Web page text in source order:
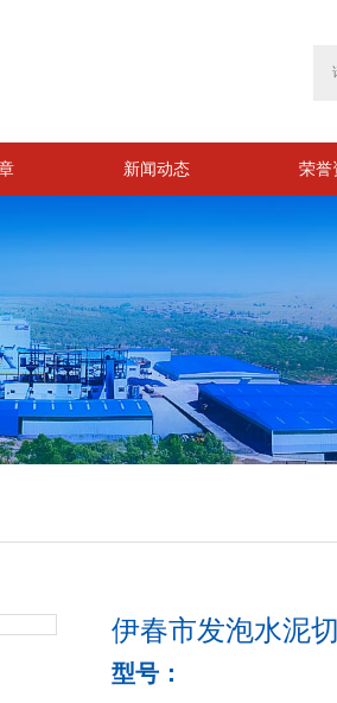
新闻动态 荣誉
>
伊春市发泡水泥
型号：